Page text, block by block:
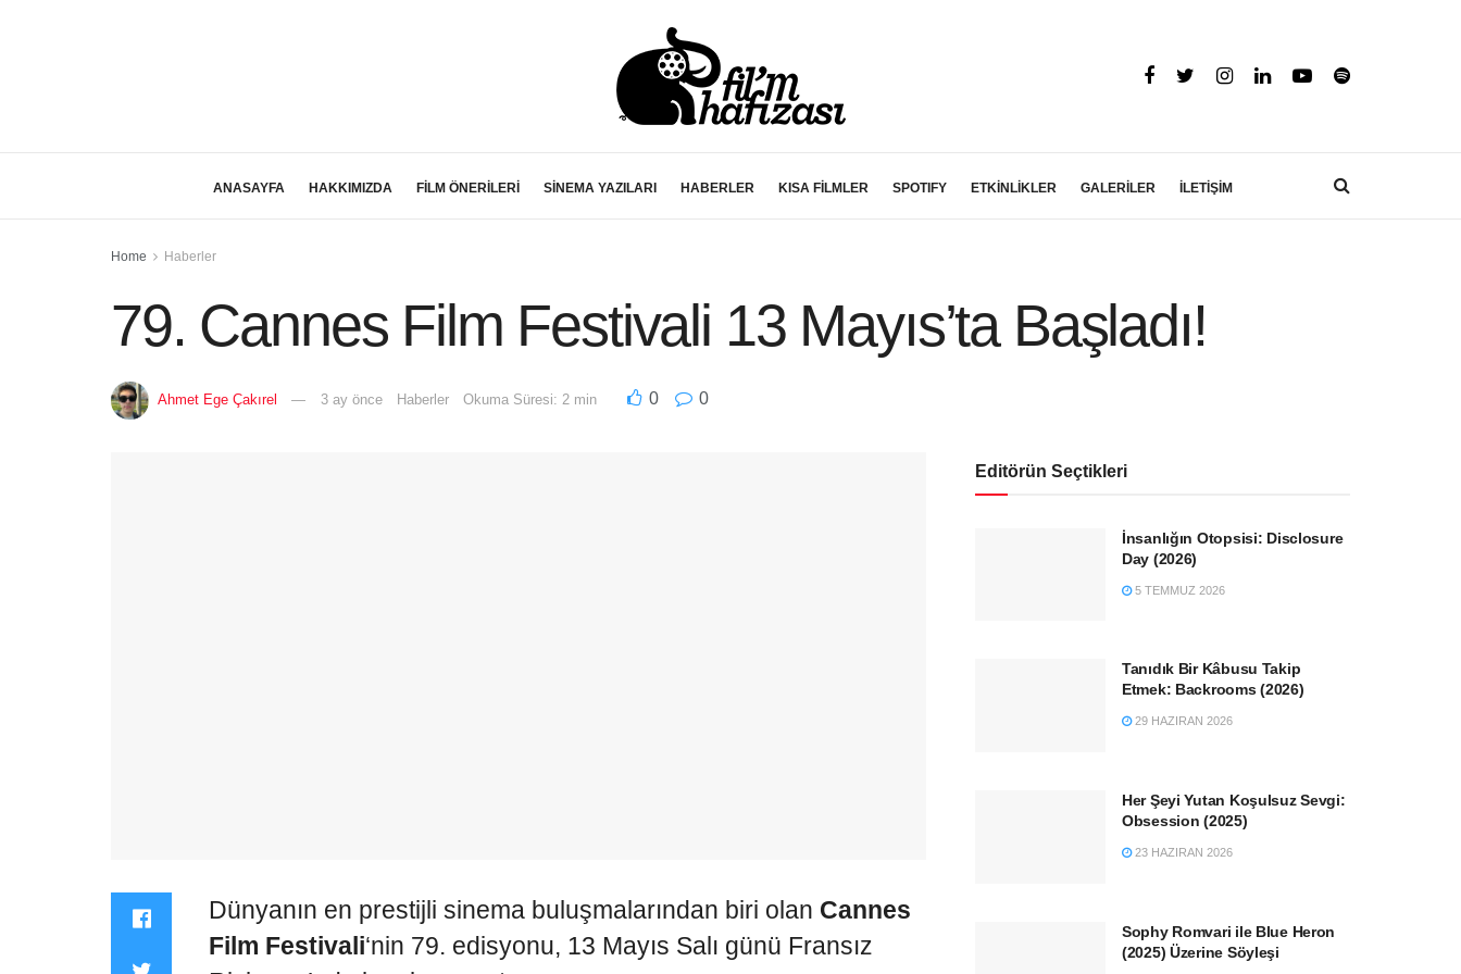
ANASAYFA HAKKIMIZDA FİLM ÖNERİLERİ SİNEMA YAZILARI HABERLER KISA FİLMLER SPOTIFY ETKİNLİKLER GALERİLER İLETİŞİM
Home Haberler
79. Cannes Film Festivali 13 Mayıs’ta Başladı!
Ahmet Ege Çakırel 3 ay önce Haberler Okuma Süresi: 2 min 0 0
Dünyanın en prestijli sinema buluşmalarından biri olan Cannes
Film Festivali‘nin 79. edisyonu, 13 Mayıs Salı günü Fransız
Editörün Seçtikleri
İnsanlığın Otopsisi: Disclosure
Day (2026)
5 TEMMUZ 2026
Tanıdık Bir Kâbusu Takip
Etmek: Backrooms (2026)
29 HAZIRAN 2026
Her Şeyi Yutan Koşulsuz Sevgi:
Obsession (2025)
23 HAZIRAN 2026
Sophy Romvari ile Blue Heron
(2025) Üzerine Söyleşi